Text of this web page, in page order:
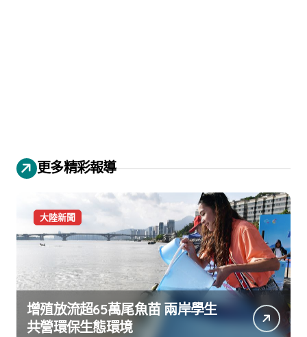
更多精彩報導
大陸新聞
增殖放流超65萬尾魚苗 兩岸學生
共營環保生態環境